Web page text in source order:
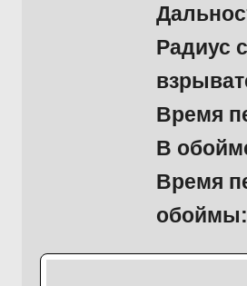
Радиус
Время
В
Время
обоймы: